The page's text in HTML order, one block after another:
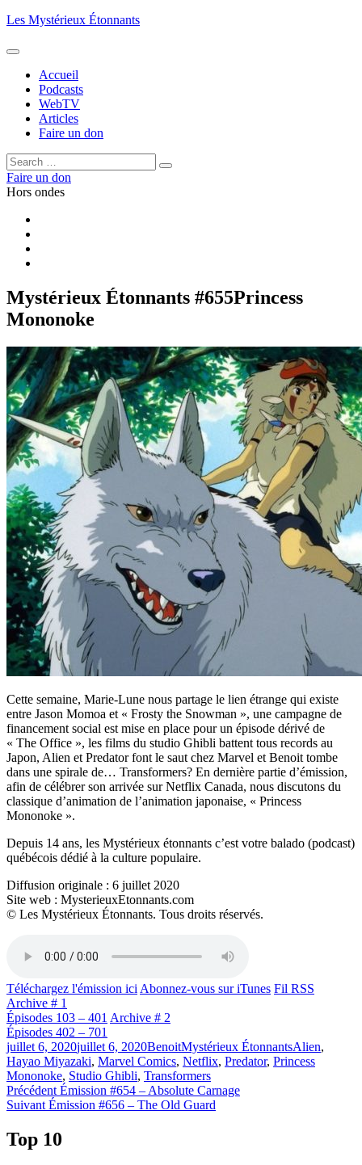
Aller
contenu
Les Mystérieux Étonnants
Accueil
Podcasts
WebTV
Articles
Faire un don
Rechercher :
Rechercher
Faire un don
Hors ondes
Mystérieux Étonnants #655Princess
Mononoke
Cette semaine, Marie-Lune nous partage le lien étrange qui existe
entre Jason Momoa et « Frosty the Snowman », une campagne de
financement social est mise en place pour un épisode dérivé de
« The Office », les films du studio Ghibli battent tous records au
Japon, Alien et Predator font le saut chez Marvel et Benoit tombe
dans une spirale de… Transformers? En dernière partie d’émission,
afin de célébrer son arrivée sur Netflix Canada, nous discutons du
classique d’animation de l’animation japonaise, « Princess
Mononoke ».
Depuis 14 ans, les Mystérieux étonnants c’est votre balado (podcast)
québécois dédié à la culture populaire.
Diffusion originale : 6 juillet 2020
Site web : MysterieuxEtonnants.com
© Les Mystérieux Étonnants. Tous droits réservés.
Téléchargez l'émission ici Abonnez-vous sur iTunes Fil RSS
Archive # 1
Épisodes 103 – 401 Archive # 2
Épisodes 402 – 701
Publié
le
juillet 6, 2020juillet 6, 2020BenoitCatégories
Mystérieux ÉtonnantsÉtiquettes
Alien,
Hayao Miyazaki, Marvel Comics, Netflix, Predator, Princess
Mononoke, Studio Ghibli, Transformers
Navigation
de
l'article
Précédent Article
précédent :
Émission #654 – Absolute Carnage
Suivant Article
Émission #656 – The Old Guard
Top 10